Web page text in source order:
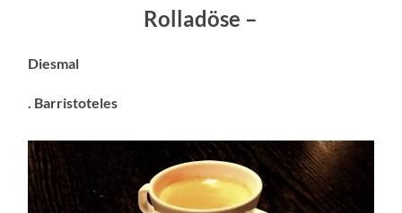
Rolladöse –
Diesmal
. Barristoteles